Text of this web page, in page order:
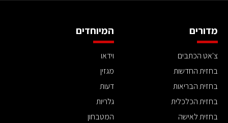
מדורים
צ'אט הכתבים
בחזית החדשות
בחזית הבריאות
בחזית הכלכלית
בחזית לאישה
המיוחדים
וידאו
מגזין
דעות
גלריות
המטבחון